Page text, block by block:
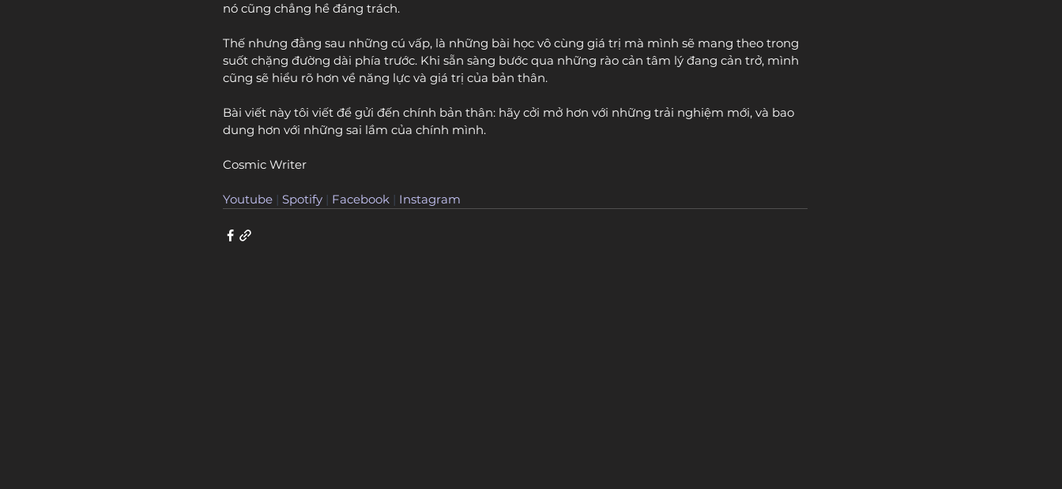
nó cũng chẳng hề đáng trách.
Thế nhưng đằng sau những cú vấp, là những bài học vô cùng giá trị mà mình sẽ mang theo trong
suốt chặng đường dài phía trước. Khi sẵn sàng bước qua những rào cản tâm lý đang cản trở, mình
cũng sẽ hiểu rõ hơn về năng lực và giá trị của bản thân.
Bài viết này tôi viết để gửi đến chính bản thân: hãy cởi mở hơn với những trải nghiệm mới, và bao
dung hơn với những sai lầm của chính mình.
Cosmic Writer
Youtube | Spotify | Facebook | Instagram